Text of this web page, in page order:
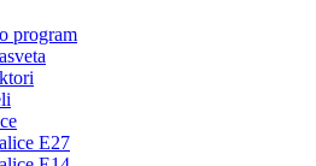
program
E27